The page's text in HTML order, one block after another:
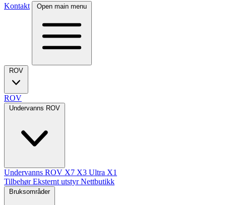
Kontakt
Open main menu
ROV
ROV
Undervanns ROV
Undervanns ROV X7 X3 Ultra X1
TilbehørEksternt utstyrNettbutikk
Bruksområder